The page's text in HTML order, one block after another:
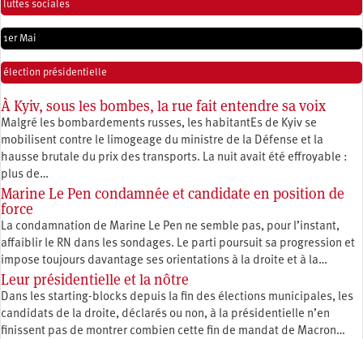
luttes sociales
1er Mai
élection présidentielle
À Kyiv, sous les bombes, la rue fait entendre sa voix
Malgré les bombardements russes, les habitantEs de Kyiv se
mobilisent contre le limogeage du ministre de la Défense et la
hausse brutale du prix des transports. La nuit avait été effroyable :
plus de…
Marine Le Pen condamnée et candidate en position de
force
La condamnation de Marine Le Pen ne semble pas, pour l’instant,
affaiblir le RN dans les sondages. Le parti poursuit sa progression et
impose toujours davantage ses orientations à la droite et à la…
Leur présidentielle et la nôtre
Dans les starting-blocks depuis la fin des élections municipales, les
candidats de la droite, déclarés ou non, à la présidentielle n’en
finissent pas de montrer combien cette fin de mandat de Macron…